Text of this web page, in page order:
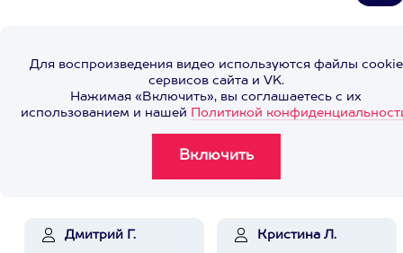
Для воспроизведения видео используются файлы cookie
сервисов сайта и VK.
Нажимая «Включить», вы соглашаетесь с их
использованием и нашей Политикой
Дмитрий Г. Кристина Л.